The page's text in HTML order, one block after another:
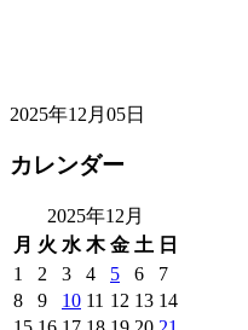
2025年12月05日
カレンダー
2025年12月
月 火 水 木 金 土 日
1
2 3 4 5 6
7
8
9 10 11 12 13 14